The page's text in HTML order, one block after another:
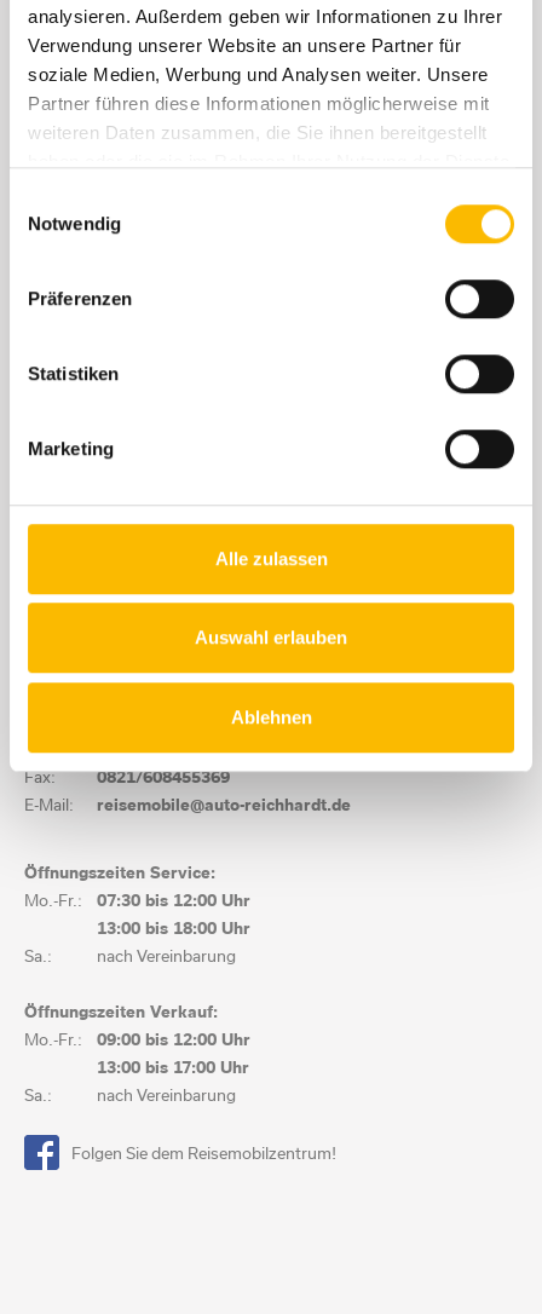
analysieren. Außerdem geben wir Informationen zu Ihrer
Verwendung unserer Website an unsere Partner für
soziale Medien, Werbung und Analysen weiter. Unsere
Partner führen diese Informationen möglicherweise mit
weiteren Daten zusammen, die Sie ihnen bereitgestellt
Notwendig
Präferenzen
Statistiken
Marketing
Alle zulassen
Auswahl erlauben
Ablehnen
Auto Reichhardt GmbH
Auf dem Nol 28 1/2
Tel.:
0821/6084553-0
Fax:
0821/608455369
E-Mail:
reisemobile@auto-reichhardt.de
Öffnungszeiten Service:
Mo.-Fr.:
07:30 bis 12:00 Uhr
13:00 bis 18:00 Uhr
Sa.:
nach Vereinbarung
Öffnungszeiten Verkauf:
Mo.-Fr.:
09:00 bis 12:00 Uhr
13:00 bis 17:00 Uhr
Sa.:
nach Vereinbarung
Folgen Sie dem Reisemobilzentrum!